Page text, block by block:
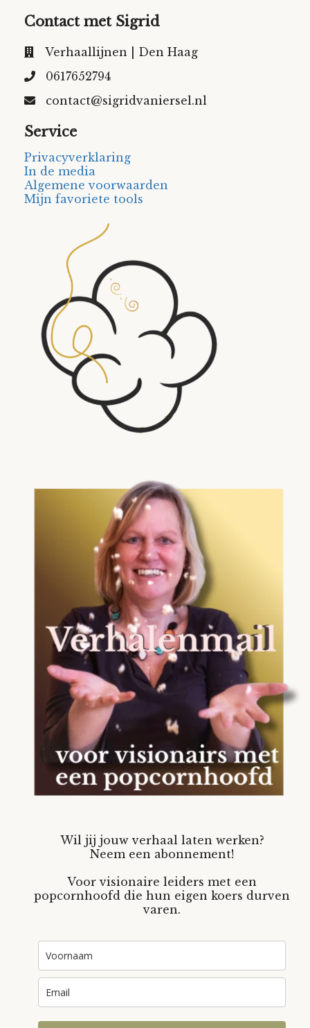
Contact met Sigrid
Verhaallijnen | Den Haag
0617652794
contact@sigridvaniersel.nl
Service
Privacyverklaring
In de media
Algemene voorwaarden
Mijn favoriete tools
Wil jij jouw verhaal laten werken?
Neem een abonnement!
Voor visionaire leiders met een
popcornhoofd die hun eigen koers durven
varen.